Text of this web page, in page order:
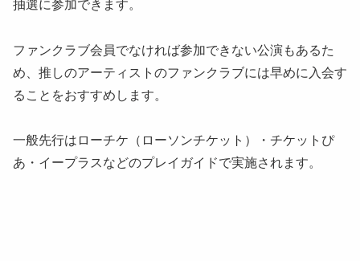
抽選に参加できます。
ファンクラブ会員でなければ参加できない公演もあるた
め、推しのアーティストのファンクラブには早めに入会す
ることをおすすめします。
一般先行はローチケ（ローソンチケット）・チケットぴ
あ・イープラスなどのプレイガイドで実施されます。